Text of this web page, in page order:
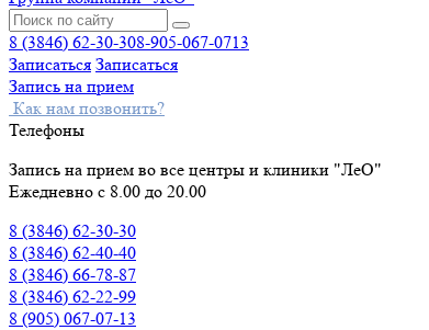
8 (3846) 62-30-308-905-067-0713
Записаться Записаться
Запись на прием
Как нам позвонить?
Телефоны
Запись на прием во все центры и клиники "ЛеО"
Ежедневно с 8.00 до 20.00
8 (3846) 62-30-30
8 (3846) 62-40-40
8 (3846) 66-78-87
8 (3846) 62-22-99
8 (905) 067-07-13